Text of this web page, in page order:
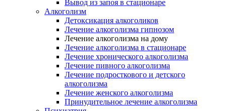
Вывод из запоя в стационаре
Алкоголизм
Детоксикация алкоголиков
Лечение алкоголизма гипнозом
Лечение алкоголизма на дому
Лечение алкоголизма в стационаре
Лечение хронического алкоголизма
Лечение пивного алкоголизма
Лечение подросткового и детского
алкоголизма
Лечение женского алкоголизма
Принудительное лечение алкоголизма